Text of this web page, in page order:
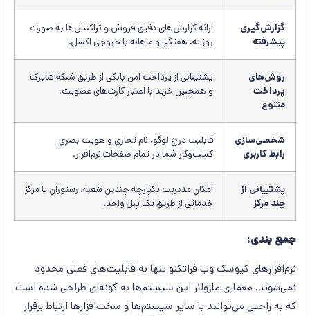
گزارش‌گیری
پیشرفته
ارائه گزارش‌های دقیق فروش و تراکنش‌ها به صورت
روزانه، هفتگی و ماهانه با خروجی اکسل.
روش‌های
پرداخت
متنوع
پشتیبانی از پرداخت امن بانکی از طریق شبکه شاپرک
و همچنین خرید با اعتبار کارت‌های عضویت.
شخصی‌سازی
رابط کاربری
قابلیت درج لوگو، نام تجاری و هویت بصری
کسب‌وکار شما در تمام صفحات نرم‌افزار.
پشتیبانی از
چند مرکز
امکان مدیریت یکپارچه چندین شعبه، رستوران یا مرکز
خدماتی از طریق یک پنل واحد.
جمع بندی:
نرم‌افزارهای کیوسک وب فراتکنو تنها به قابلیت‌های فعلی محدود
نمی‌شوند. معماری ماژولار این سیستم‌ها به گونه‌ای طراحی شده است
که به راحتی می‌توانند با سایر سیستم‌ها و سخت‌افزارها ارتباط برقرار